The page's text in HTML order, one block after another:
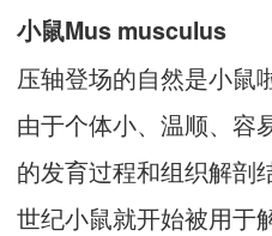
小鼠Mus musculus
压轴登场的自然是小鼠
由于个体小、温顺、容
的发育过程和组织解剖
世纪小鼠就开始被用于